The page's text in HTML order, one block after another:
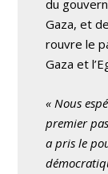
du
Gaza, et
rouvre le
Gaza et
« Nous
premier
a pris le